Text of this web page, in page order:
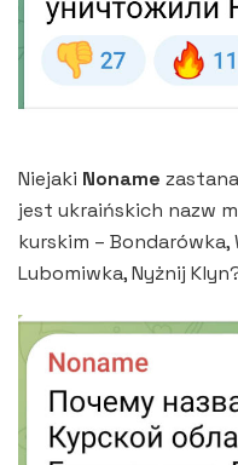
Niejaki Noname
jest ukraińskich nazw
kurskim – Bondarówka,
Lubomiwka, Nyżnij